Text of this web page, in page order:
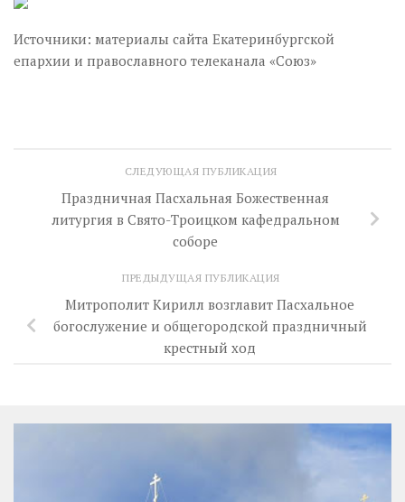
Источники: материалы сайта Екатеринбургской
епархии и православного телеканала «Союз»
СЛЕДУЮЩАЯ ПУБЛИКАЦИЯ
Праздничная Пасхальная Божественная
литургия в Свято-Троицком кафедральном
соборе
ПРЕДЫДУЩАЯ ПУБЛИКАЦИЯ
Митрополит Кирилл возглавит Пасхальное
богослужение и общегородской праздничный
крестный ход